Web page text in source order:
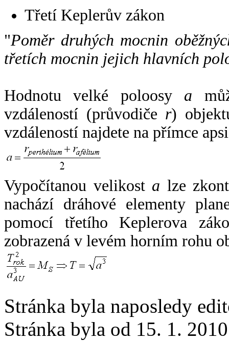
Třetí Keplerův zákon
"Poměr druhých mocnin
třetích mocnin jejich hlavních
Hodnotu velké poloosy a
vzdáleností (průvodiče r)
vzdáleností najdete na přímce
Vypočítanou velikost a lze
nachází dráhové elementy
pomocí třetího Keplerova
zobrazená v levém horním rohu
Stránka byla naposledy
Stránka byla od 15. 1.